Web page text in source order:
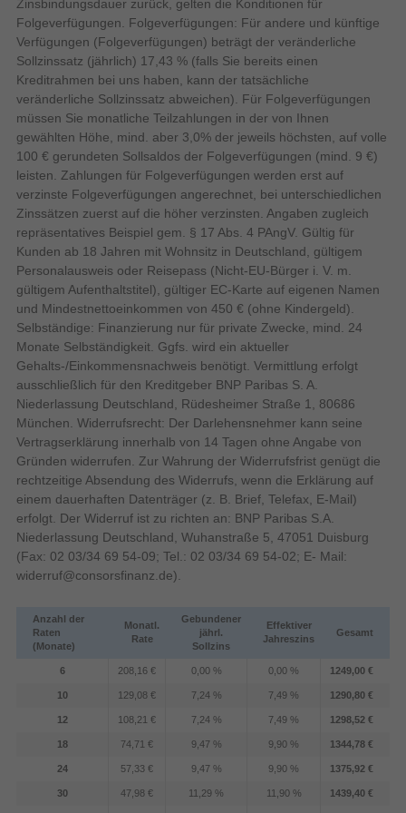
Samsung Galaxy Mobilgeräte
Entdecke das integrierte Privacy Display – exklusiv
im Galaxy S26 Ultra. Schalte es einfach ein, und
das Privacy Display schützt deine Daten, indem es
deinen ganzen Bildschirm vor fremden Blicken
verbirgt. Du kannst auch selbst wählen, was
sichtbar oder verborgen werden soll, zum Beispiel
bestimmte Apps, eingehende Benachrichtigungen
oder PINs und Passwörter in Einstellungen,
Sperrbildschirm oder Sicherer Ordner.
Unser bisher leistungsstärkster
Prozessor, speziell für Galaxy
entwickelt
Entdecke unseren bisher stärksten Prozessor für
Galaxy. Er holt das Beste aus Galaxy AI heraus,
erleichtert Multitasking und verbessert Bilder in
Echtzeit, indem er Details schärfer und Inhalte
direkt in deinen Apps flüssiger macht. Dank 39 %
stärkerer NPU und 24 % mehr Grafikleistung laufen
selbst aufwendige Video-Edits flüssig und
mühelos.
Länger produktiv bleiben. Länger cool
bleiben.
Bildschirm
Maximale Bildwiederholrate
Bildschirmform Flach
Anzahl der Farben des Displays 16 Millionen Farben
Markenspezifische
Technologien
Immer eingeschaltetes Display
Display Glasart Gorilla Glass
Gorilla Glass-Ausführung Gorilla Glass Armor 2
Bildschirmdiagonale
1500 cd/m²
Display-Auflösung 3120 x 1440 Pixel
(HDR)
2600 cd/m²
Displaytechnologie
Dynamic AMOLED 2X
Formfaktor Balken
Produktfarbe Schwarz
Energie
USB Power Delivery
USB Typ-C Ladeport
Erforderliche Ladeleistung
60 W
Gewicht & Abmessungen
214 g
163,6 mm
Zinsbindungsdauer zurück, gelten die Konditionen für
Folgeverfügungen. Folgeverfügungen: Für andere und künftige
Verfügungen (Folgeverfügungen) beträgt der veränderliche
Sollzinssatz (jährlich) 17,43 % (falls Sie bereits einen
Kreditrahmen bei uns haben, kann der tatsächliche
veränderliche Sollzinssatz abweichen). Für Folgeverfügungen
müssen Sie monatliche Teilzahlungen in der von Ihnen
gewählten Höhe, mind. aber 3,0% der jeweils höchsten, auf volle
100 € gerundeten Sollsaldos der Folgeverfügungen (mind. 9 €)
leisten. Zahlungen für Folgeverfügungen werden erst auf
verzinste Folgeverfügungen angerechnet, bei unterschiedlichen
Zinssätzen zuerst auf die höher verzinsten. Angaben zugleich
repräsentatives Beispiel gem. § 17 Abs. 4 PAngV. Gültig für
Kunden ab 18 Jahren mit Wohnsitz in Deutschland, gültigem
Personalausweis oder Reisepass (Nicht-EU-Bürger i. V. m.
gültigem Aufenthaltstitel), gültiger EC-Karte auf eigenen Namen
und Mindestnettoeinkommen von 450 € (ohne Kindergeld).
Selbständige: Finanzierung nur für private Zwecke, mind. 24
Monate Selbständigkeit. Ggfs. wird ein aktueller
Gehalts-/Einkommensnachweis benötigt. Vermittlung erfolgt
ausschließlich für den Kreditgeber BNP Paribas S. A.
Niederlassung Deutschland, Rüdesheimer Straße 1, 80686
München. Widerrufsrecht: Der Darlehensnehmer kann seine
Vertragserklärung innerhalb von 14 Tagen ohne Angabe von
Gründen widerrufen. Zur Wahrung der Widerrufsfrist genügt die
rechtzeitige Absendung des Widerrufs, wenn die Erklärung auf
einem dauerhaften Datenträger (z. B. Brief, Telefax, E-Mail)
erfolgt. Der Widerruf ist zu richten an: BNP Paribas S.A.
Niederlassung Deutschland, Wuhanstraße 5, 47051 Duisburg
(Fax: 02 03/34 69 54-09; Tel.: 02 03/34 69 54-02; E- Mail:
widerruf@consorsfinanz.de).
Anzahl der
Raten
(Monate)
Monatl.
Rate
Gebundener
jährl.
Sollzins
Effektiver
Jahreszins
Gesamt
6 208,16 € 0,00 % 0,00 % 1249,00 €
10 129,08 € 7,24 % 7,49 % 1290,80 €
12 108,21 € 7,24 % 7,49 % 1298,52 €
18 74,71 € 9,47 % 9,90 % 1344,78 €
24 57,33 € 9,47 % 9,90 % 1375,92 €
30 47,98 € 11,29 % 11,90 % 1439,40 €